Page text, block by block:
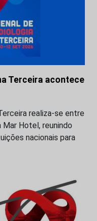
Terceira acontece
realiza-se entre
Hotel, reunindo
nacionais para